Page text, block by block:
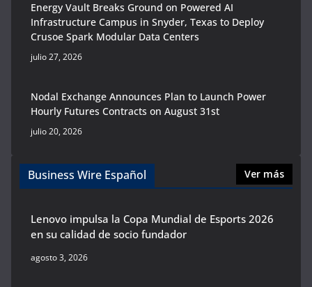
Energy Vault Breaks Ground on Powered AI
Infrastructure Campus in Snyder, Texas to Deploy
Crusoe Spark Modular Data Centers
julio 27, 2026
Nodal Exchange Announces Plan to Launch Power
Hourly Futures Contracts on August 31st
julio 20, 2026
Business Wire Español Ver más
Lenovo impulsa la Copa Mundial de Esports 2026
en su calidad de socio fundador
agosto 3, 2026